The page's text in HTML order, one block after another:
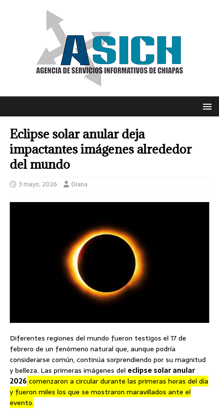
Eclipse solar anular deja
impactantes imágenes alrededor
del mundo
3 mayo, 2026 Diana
Diferentes regiones del mundo fueron testigos el 17 de
febrero de un fenómeno natural que, aunque podría
considerarse común, continúa sorprendiendo por su magnitud
y belleza. Las primeras imágenes del eclipse solar anular
2026 comenzaron a circular durante las primeras horas del día
y fueron miles los que se mostraron maravillados ante el
evento.